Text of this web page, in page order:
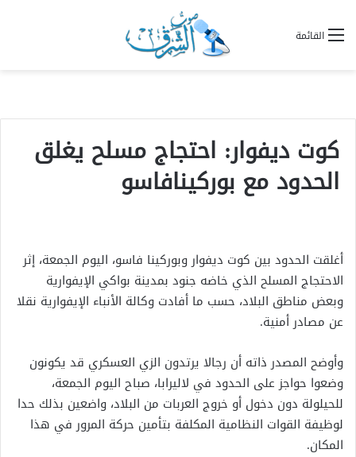
القائمة
كوت ديفوار: احتجاج مسلح يغلق
الحدود مع بوركينافاسو
أغلقت الحدود بين كوت ديفوار وبوركينا فاسو، اليوم الجمعة، إثر
الاحتجاج المسلح الذي خاضه جنود بمدينة بواكي الإيفوارية
وبعض مناطق البلاد، حسب ما أفادت وكالة الأنباء الإيفوارية نقلا
عن مصادر أمنية.
وأوضح المصدر ذاته أن رجالا يرتدون الزي العسكري قد يكونون
وضعوا حواجز على الحدود في لاليرابا، صباح اليوم الجمعة،
للحيلولة دون دخول أو خروج العربات من البلاد، واضعين بذلك حدا
لوظيفة القوات النظامية المكلفة بتأمين حركة المرور في هذا
المكان.